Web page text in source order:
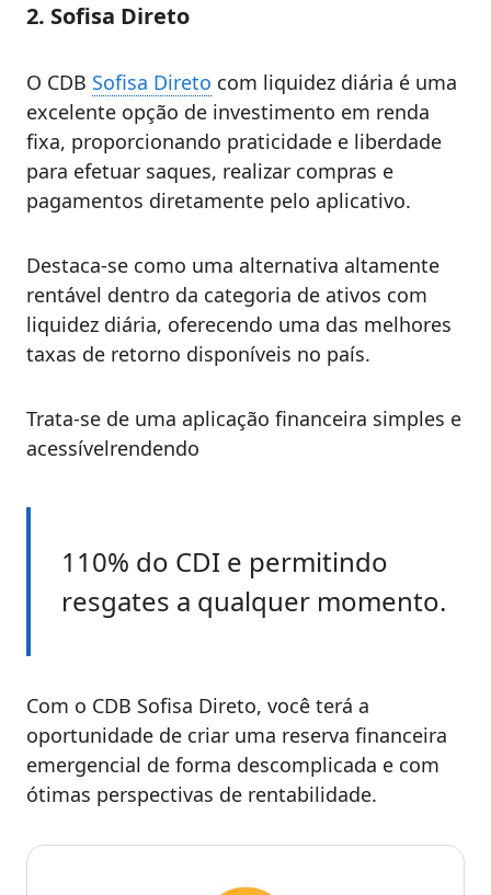
2. Sofisa Direto
O CDB Sofisa Direto com liquidez diária é uma
excelente opção de investimento em renda
fixa, proporcionando praticidade e liberdade
para efetuar saques, realizar compras e
pagamentos diretamente pelo aplicativo.
Destaca-se como uma alternativa altamente
rentável dentro da categoria de ativos com
liquidez diária, oferecendo uma das melhores
taxas de retorno disponíveis no país.
Trata-se de uma aplicação financeira simples e
acessívelrendendo
110% do CDI e permitindo
resgates a qualquer momento.
Com o CDB Sofisa Direto, você terá a
oportunidade de criar uma reserva financeira
emergencial de forma descomplicada e com
ótimas perspectivas de rentabilidade.